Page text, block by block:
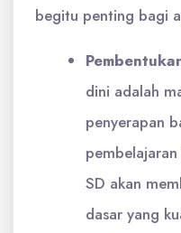
begitu penting bagi
dini adalah
penyerapan
SD akan
dasar yang